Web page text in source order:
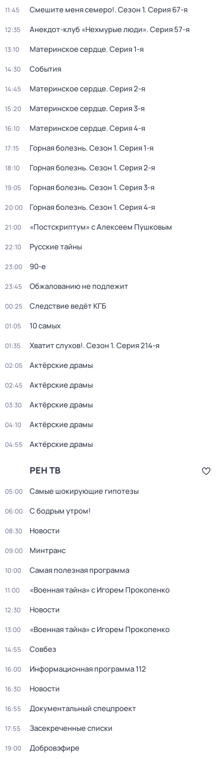
11:45 Смешите меня семеро!. Сезон 1. Серия 67-я
12:35 Анекдот-клуб «Нехмурые люди». Серия 57-я
13:10 Материнское сердце. Серия 1-я
14:30 События
14:45 Материнское сердце. Серия 2-я
15:20 Материнское сердце. Серия 3-я
16:10 Материнское сердце. Серия 4-я
17:15 Горная болезнь. Сезон 1. Серия 1-я
18:10 Горная болезнь. Сезон 1. Серия 2-я
19:05 Горная болезнь. Сезон 1. Серия 3-я
20:00 Горная болезнь. Сезон 1. Серия 4-я
21:00 «Постскриптум» с Алексеем Пушковым
22:10 Русские тайны
23:00 90-е
23:45 Обжалованию не подлежит
00:25 Следствие ведёт КГБ
01:05 10 самых
01:35 Хватит слухов!. Сезон 1. Серия 214-я
02:05 Актёрские драмы
02:45 Актёрские драмы
03:30 Актёрские драмы
04:10 Актёрские драмы
04:55 Актёрские драмы
РЕН ТВ
05:00 Самые шoкиpующие гипотезы
06:00 С бодрым утром!
08:30 Новости
09:00 Минтранс
10:00 Самая полезная программа
11:00 «Военная тайна» с Игорем Прокопенко
12:30 Новости
13:00 «Военная тайна» с Игорем Прокопенко
14:55 Совбез
16:00 Информационная программа 112
16:30 Новости
16:55 Докyментальный cпецпроект
17:55 Заcекрeченные списки
19:00 Добровэфире